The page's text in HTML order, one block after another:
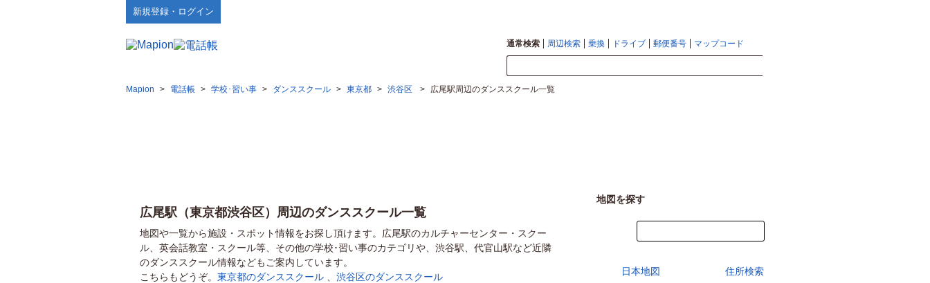
新規登録・ログイン
通常検索 周辺検索 乗換 ドライブ 郵便番号 マップコード
Mapion > 電話帳 > 学校･習い事 > ダンススクール > 東京都 > 渋谷区 > 広尾駅周辺のダンススクール一覧
広尾駅（東京都渋谷区）周辺のダンススクール一覧
地図や一覧から施設・スポット情報をお探し頂けます。広尾駅のカルチャーセンター・スクー
ル、英会話教室・スクール等、その他の学校･習い事のカテゴリや、渋谷駅、代官山駅など近隣
のダンススクール情報などもご案内しています。
こちらもどうぞ。 東京都のダンススクール 渋谷区のダンススクール
地図を探す
日本地図 住所検索